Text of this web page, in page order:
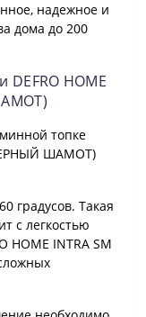
надежное и
дома до 200
DEFRO HOME
топке
ШАМОТ)
градусов. Такая
с легкостью
HOME INTRA SM
ых